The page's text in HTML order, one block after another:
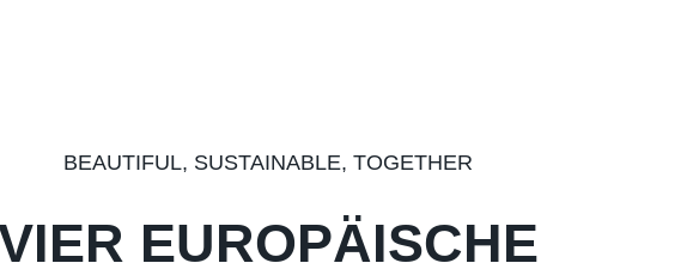
BEAUTIFUL, SUSTAINABLE, TOGETHER
EUROPÄISCHE